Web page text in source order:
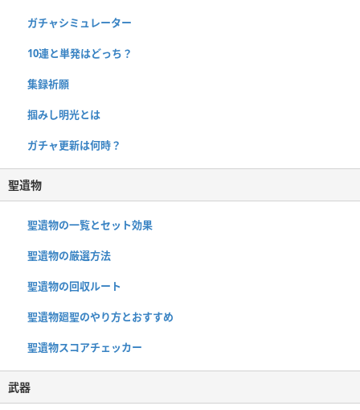
ガチャシミュレーター
10連と単発はどっち？
集録祈願
掴みし明光とは
ガチャ更新は何時？
聖遺物
聖遺物の一覧とセット効果
聖遺物の厳選方法
聖遺物の回収ルート
聖遺物廻聖のやり方とおすすめ
聖遺物スコアチェッカー
武器